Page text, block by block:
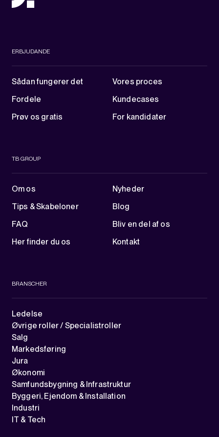
ERBJUDANDE
Sådan fungerer det
Vores proces
Fordele
Kundecases
Prøv os gratis
For kandidater
TB GROUP
Om os
Nyheder
Tips & Skabeloner
Blog
FAQ
Bliv en del af os
Her finder du os
Kontakt
BRANSCHER
Ledelse
Øvrige roller / Specialistroller
Salg
Markedsføring
Jura
Økonomi
Samfundsbygning & Infrastruktur
Byggeri, Ejendom & Installation
Industri
IT & Tech